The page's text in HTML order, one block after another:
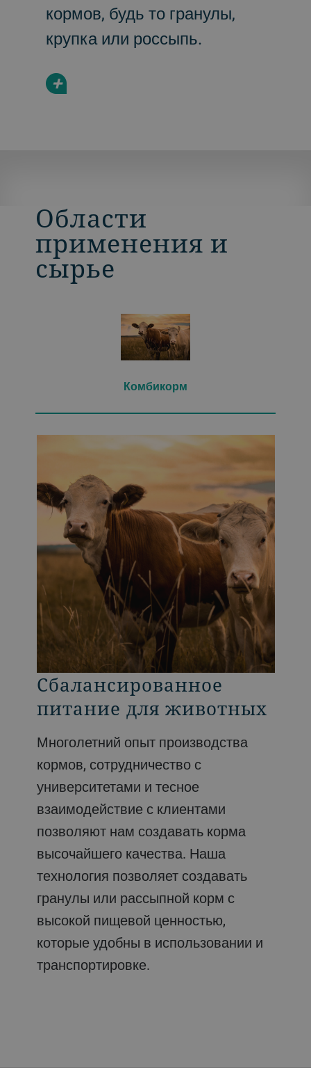
кормов, будь то гранулы,
крупка или россыпь.
+
Области
применения и
сырье
Комбикорм
Сбалансированное
питание для животных
Многолетний опыт производства
кормов, сотрудничество с
университетами и тесное
взаимодействие с клиентами
позволяют нам создавать корма
высочайшего качества. Наша
технология позволяет создавать
гранулы или рассыпной корм с
высокой пищевой ценностью,
которые удобны в использовании и
транспортировке.